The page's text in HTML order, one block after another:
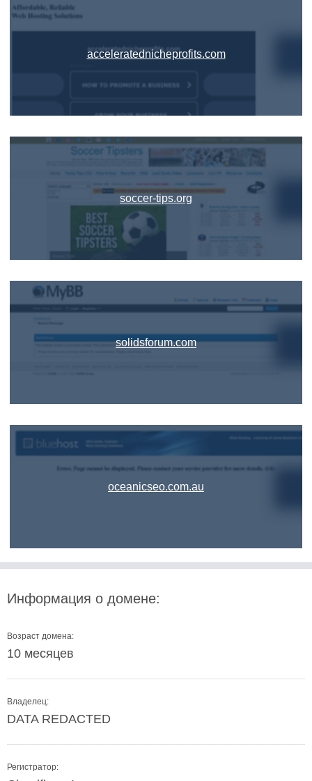
acceleratednicheprofits.com
soccer-tips.org
solidsforum.com
oceanicseo.com.au
Информация о домене:
Возраст домена:
10 месяцев
Владелец:
DATA REDACTED
Регистратор: